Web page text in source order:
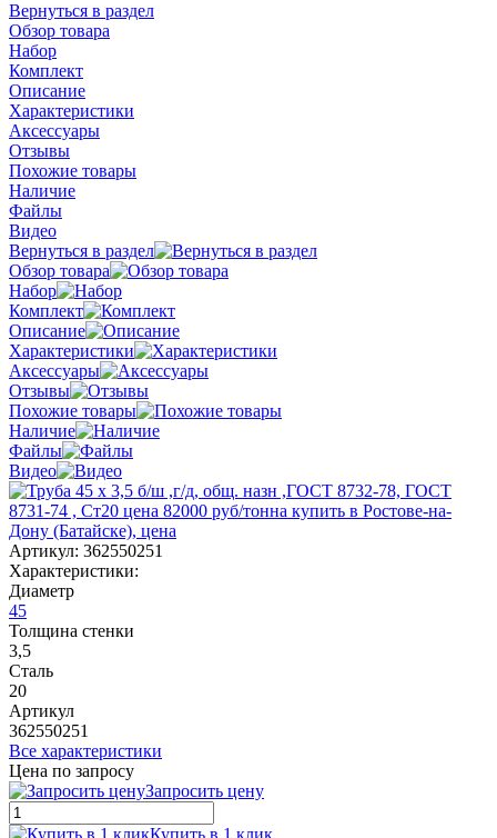
Вернуться в раздел
Обзор товара
Набор
Комплект
Описание
Характеристики
Аксессуары
Отзывы
Похожие товары
Наличие
Файлы
Видео
Вернуться в раздел
Обзор товара
Набор
Комплект
Описание
Характеристики
Аксессуары
Отзывы
Похожие товары
Наличие
Файлы
Видео
Артикул: 362550251
Характеристики:
Диаметр
45
Толщина стенки
3,5
Сталь
20
Артикул
362550251
Все характеристики
Цена по запросу
Запросить цену
Купить в 1 клик